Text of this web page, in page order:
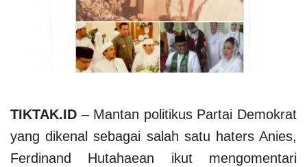
TIKTAK.ID – Mantan politikus Partai Demokrat
yang dikenal sebagai salah satu haters Anies,
Ferdinand Hutahaean ikut mengomentari